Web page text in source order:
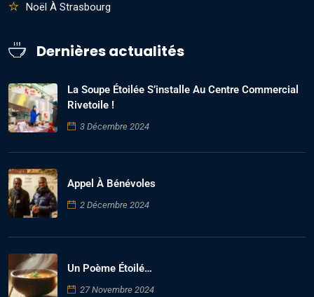
Noël À Strasbourg
Dernières actualités
La Soupe Étoilée S’installe Au Centre Commercial
Rivetoile !
3 Décembre 2024
Appel À Bénévoles
2 Décembre 2024
Un Poème Étoilé…
27 Novembre 2024